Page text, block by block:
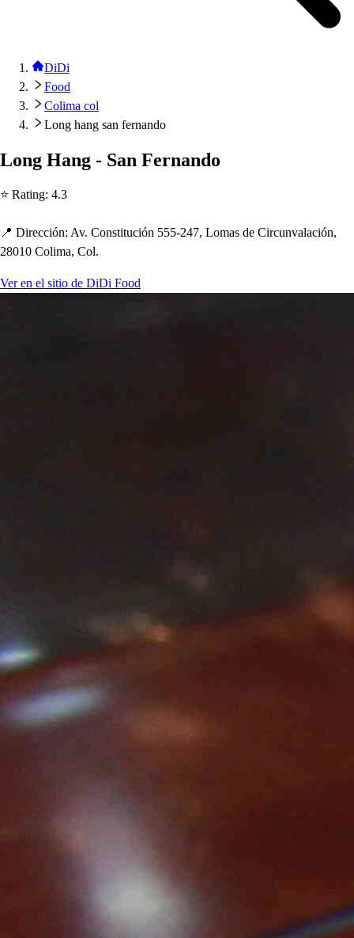
DiDi
Food
Colima col
Long hang san fernando
Long Hang - San Fernando
⭐ Rating: 4.3
📍 Dirección: Av. Constitución 555-247, Lomas de Circunvalación,
28010 Colima, Col.
Ver en el sitio de DiDi Food